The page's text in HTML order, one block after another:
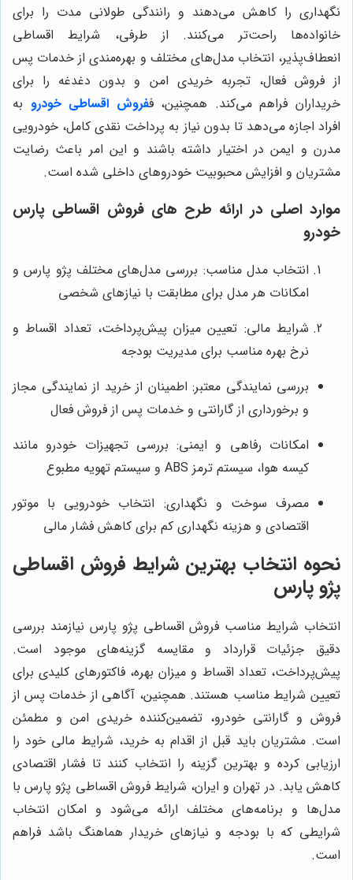
نگهداری را کاهش می‌دهند و رانندگی طولانی مدت را برای
خانواده‌ها راحت‌تر می‌کنند. از طرفی، شرایط اقساطی
انعطاف‌پذیر، انتخاب مدل‌های مختلف و بهره‌مندی از خدمات پس
از فروش فعال، تجربه خریدی امن و بدون دغدغه را برای
خریداران فراهم می‌کند. همچنین، ففروش اقساطی خودرو به
افراد اجازه می‌دهد تا بدون نیاز به پرداخت نقدی کامل، خودرویی
مدرن و ایمن در اختیار داشته باشند و این امر باعث رضایت
مشتریان و افزایش محبوبیت خودروهای داخلی شده است.
موارد اصلی در ارائه طرح های فروش اقساطی پارس
خودرو
انتخاب مدل مناسب: بررسی مدل‌های مختلف پژو پارس و
امکانات هر مدل برای مطابقت با نیازهای شخصی
شرایط مالی: تعیین میزان پیش‌پرداخت، تعداد اقساط و
نرخ بهره مناسب برای مدیریت بودجه
بررسی نمایندگی معتبر: اطمینان از خرید از نمایندگی مجاز
و برخورداری از گارانتی و خدمات پس از فروش فعال
امکانات رفاهی و ایمنی: بررسی تجهیزات خودرو مانند
کیسه هوا، سیستم ترمز ABS و سیستم تهویه مطبوع
مصرف سوخت و نگهداری: انتخاب خودرویی با موتور
اقتصادی و هزینه نگهداری کم برای کاهش فشار مالی
نحوه انتخاب بهترین شرایط فروش اقساطی
پژو پارس
انتخاب شرایط مناسب فروش اقساطی پژو پارس نیازمند بررسی
دقیق جزئیات قرارداد و مقایسه گزینه‌های موجود است.
پیش‌پرداخت، تعداد اقساط و میزان بهره، فاکتورهای کلیدی برای
تعیین شرایط مناسب هستند. همچنین، آگاهی از خدمات پس از
فروش و گارانتی خودرو، تضمین‌کننده خریدی امن و مطمئن
است. مشتریان باید قبل از اقدام به خرید، شرایط مالی خود را
ارزیابی کرده و بهترین گزینه را انتخاب کنند تا فشار اقتصادی
کاهش یابد. در تهران و ایران، شرایط فروش اقساطی پژو پارس با
مدل‌ها و برنامه‌های مختلف ارائه می‌شود و امکان انتخاب
شرایطی که با بودجه و نیازهای خریدار هماهنگ باشد فراهم
است.